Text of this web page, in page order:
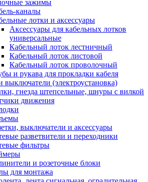
зажимы
каналы
лотки и аксессуары
Аксессуары для кабельных лотков
универсальные
Кабельный лоток лестничный
Кабельный лоток листовой
Кабельный лоток проволочный
и рукава для прокладки кабеля
выключатели (электроустановка)
гнезда штепсельные, шнуры с вилкой
движения
выключатели и аксессуары
разветвители и переходники
фильтры
и розеточные блоки
для монтажа